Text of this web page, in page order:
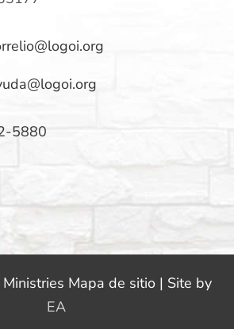
5880
Mapa de sitio | Site by
EA